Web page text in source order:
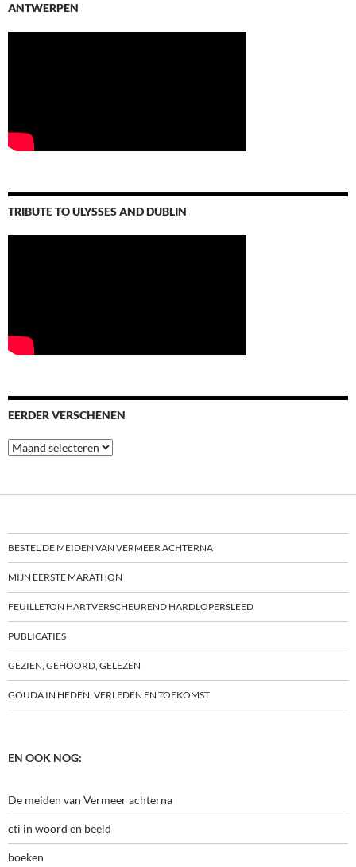
ANTWERPEN
TRIBUTE TO ULYSSES AND DUBLIN
EERDER VERSCHENEN
Eerder
verschenen
BESTEL DE MEIDEN VAN VERMEER ACHTERNA
MIJN EERSTE MARATHON
FEUILLETON HARTVERSCHEUREND HARDLOPERSLEED
PUBLICATIES
GEZIEN, GEHOORD, GELEZEN
GOUDA IN HEDEN, VERLEDEN EN TOEKOMST
EN OOK NOG:
De meiden van Vermeer achterna
cti in woord en beeld
boeken